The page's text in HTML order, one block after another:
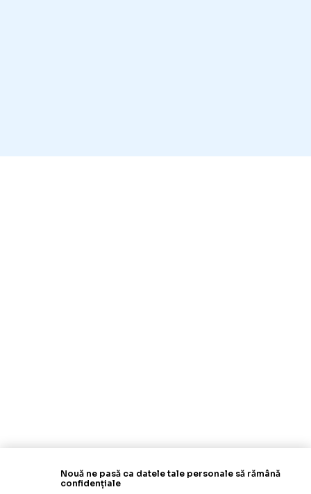
Nouă ne pasă ca datele tale personale să rămână
confidențiale